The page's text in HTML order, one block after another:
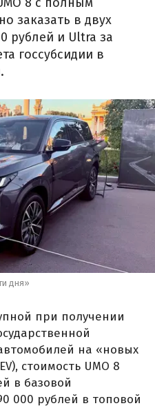
заказать в двух
рублей и Ultra за
госсубсидии в
дня»
при получении
на «новых
стоимость UMO 8
в базовой
000 рублей в топовой